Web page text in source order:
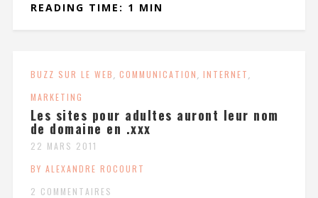
READING TIME: 1 MIN
BUZZ SUR LE WEB, COMMUNICATION, INTERNET,
MARKETING
Les sites pour adultes auront leur nom
de domaine en .xxx
22 MARS 2011
BY ALEXANDRE ROCOURT
2 COMMENTAIRES